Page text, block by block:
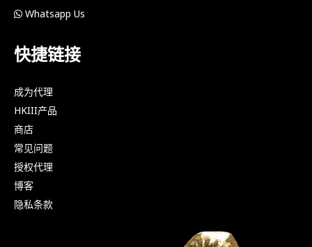
Whatsapp Us
快捷链接
成为代理
HKIII产品
商店
常见问题
授权代理
博客
隐私条款